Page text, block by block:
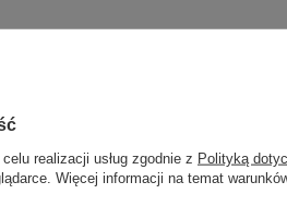
realizacji usług zgodnie z Polityką
Więcej informacji na temat